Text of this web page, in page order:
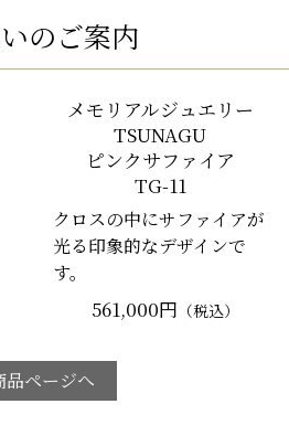
のご案内
メモリアルジュエリー
TSUNAGU
ピンクサファイア
TG-11
クロスの中にサファイアが
光る印象的なデザインで
す。
561,000円 （税込）
品ページへ